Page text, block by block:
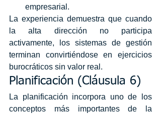
empresarial.
La experiencia demuestra que cuando
la alta dirección no participa
activamente, los sistemas de gestión
terminan convirtiéndose en ejercicios
burocráticos sin valor real.
Planificación (Cláusula 6)
La planificación incorpora uno de los
conceptos más importantes de la